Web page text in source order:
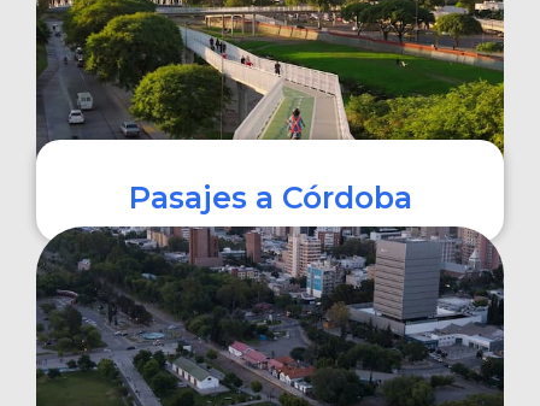
COMPRAR
Pasajes a Córdoba
COMPRAR